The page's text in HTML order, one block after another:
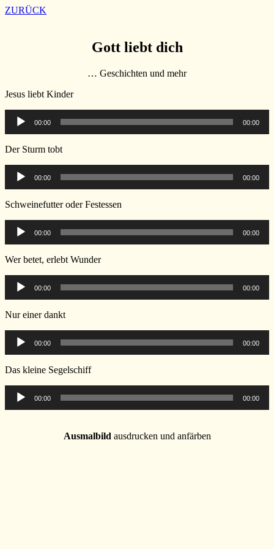
ZURÜCK
Gott liebt dich
… Geschichten und mehr
Jesus liebt Kinder
Audio-
Player
00:00 00:00
Der Sturm tobt
Audio-
Player
00:00 00:00
Schweinefutter oder Festessen
Audio-
Player
00:00 00:00
Wer betet, erlebt Wunder
Audio-
Player
00:00 00:00
Nur einer dankt
Audio-
Player
00:00 00:00
Das kleine Segelschiff
Audio-
Player
00:00 00:00
Ausmalbild ausdrucken und anfärben